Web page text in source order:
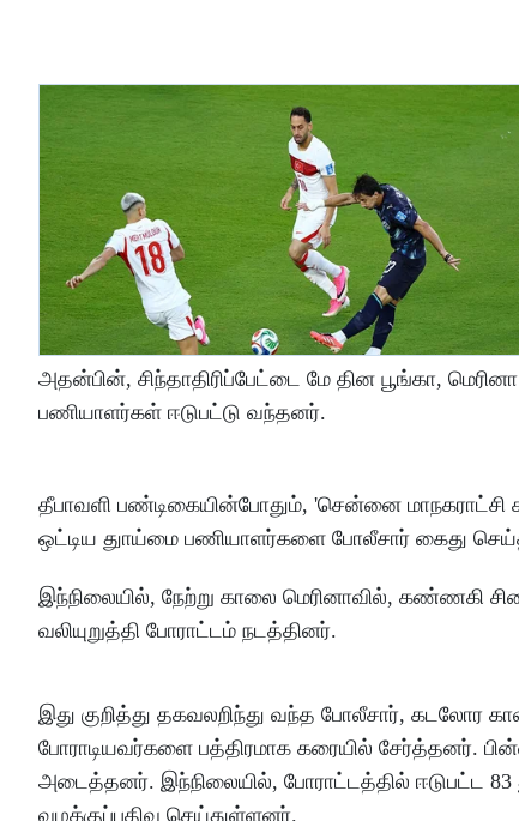
அதன்பின், சிந்தாதிரிப்பேட்டை மே தின பூங்கா,
பணியாளர்கள் ஈடுபட்டு வந்தனர்.
தீபாவளி பண்டிகையின்போதும், 'சென்னை மாநகராட்சி
ஒட்டிய துாய்மை பணியாளர்களை போலீசார் கைது
இந்நிலையில், நேற்று காலை மெரினாவில், கண்ணகி
வலியுறுத்தி போராட்டம் நடத்தினர்.
இது குறித்து தகவலறிந்து வந்த போலீசார், கடலோர
போராடியவர்களை பத்திரமாக கரையில் சேர்த்தனர்.
அடைத்தனர். இந்நிலையில், போராட்டத்தில் ஈடுபட்ட
வழக்குப்பதிவு செய்துள்ளனர்.